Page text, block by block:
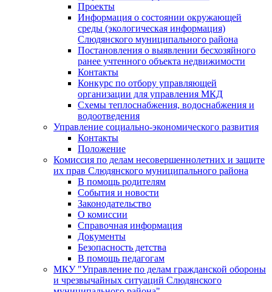
Проекты
Информация о состоянии окружающей
среды (экологическая информация)
Слюдянского муниципального района
Постановления о выявлении бесхозяйного
ранее учтенного объекта недвижимости
Контакты
Конкурс по отбору управляющей
организации для управления МКД
Схемы теплоснабжения, водоснабжения и
водоотведения
Управление социально-экономического развития
Контакты
Положение
Комиссия по делам несовершеннолетних и защите
их прав Слюдянского муниципального района
В помощь родителям
События и новости
Законодательство
О комиссии
Справочная информация
Документы
Безопасность детства
В помощь педагогам
МКУ "Управление по делам гражданской обороны
и чрезвычайных ситуаций Слюдянского